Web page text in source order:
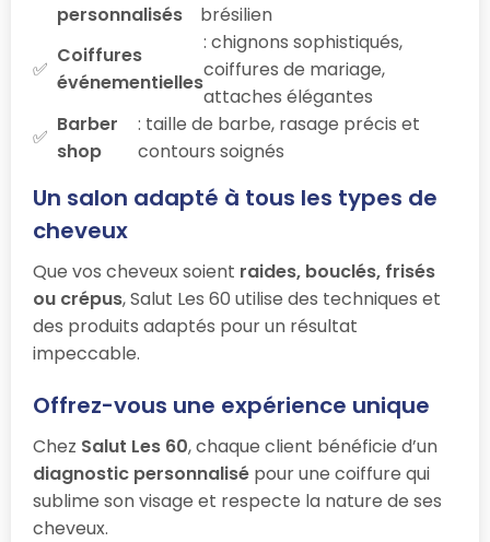
personnalisés
brésilien
Coiffures
événementielles
: chignons sophistiqués,
coiffures de mariage,
attaches élégantes
Barber
shop
: taille de barbe, rasage précis et
contours soignés
Un salon adapté à tous les types de
cheveux
Que vos cheveux soient raides, bouclés, frisés
ou crépus, Salut Les 60 utilise des techniques et
des produits adaptés pour un résultat
impeccable.
Offrez-vous une expérience unique
Chez Salut Les 60, chaque client bénéficie d’un
diagnostic personnalisé pour une coiffure qui
sublime son visage et respecte la nature de ses
cheveux.